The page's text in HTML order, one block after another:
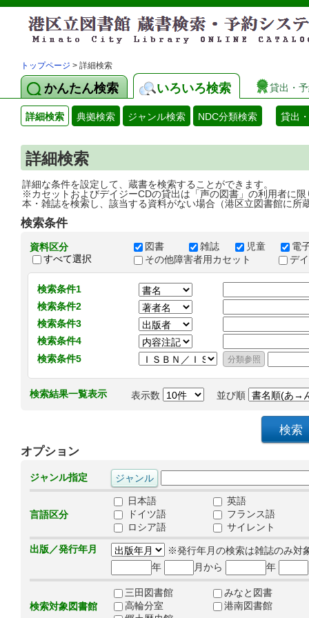
トップページ > 詳細検索
かんたん検索 いろいろ検索 貸出・
詳細検索 典拠検索 ジャンル検索 NDC分類検索 貸出
詳細検索
詳細な条件を設定して、蔵書を検索することができます。
※カセットおよびデイジーCDの貸出は「声の図書」の利用者に限
本・雑誌を検索し、該当する資料がない場合（港区立図書館に所
検索条件
資料区分
すべて選択
図書 雑誌 児童
電
その他障害者用カセット
デ
検索条件1
検索条件2
検索条件3
検索条件4
検索条件5
検索結果一覧表示 表示数 並び順
オプション
ジャンル指定
言語区分
日本語
英語
ドイツ語
フランス語
ロシア語
サイレント
出版／発行年月
※発行年月の検索は雑誌のみ対
年
月から 年
検索対象図書館
三田図書館
みなと図書
高輪分室
港南図書館